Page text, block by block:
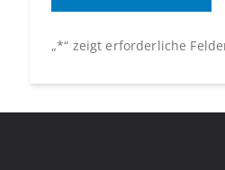
„*“ zeigt erforderliche